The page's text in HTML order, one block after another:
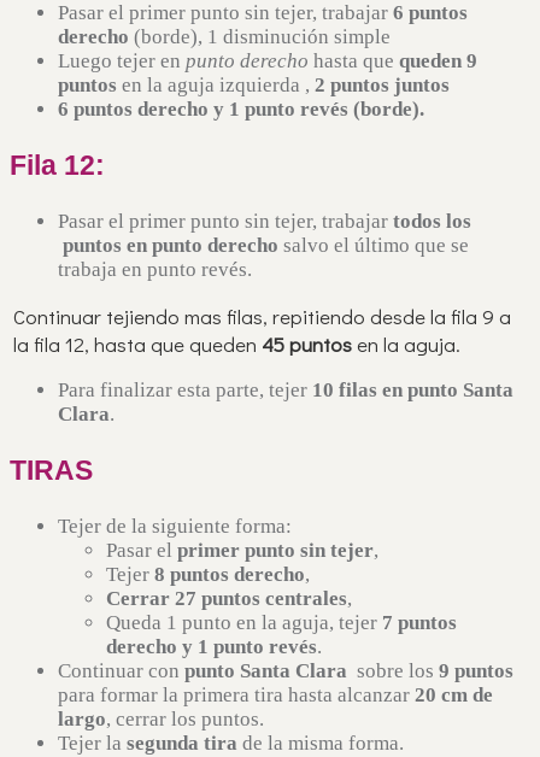
Pasar el primer punto sin tejer, trabajar 6 puntos
derecho (borde), 1 disminución simple
Luego tejer en punto derecho hasta que queden 9
puntos en la aguja izquierda , 2 puntos juntos
6 puntos derecho y 1 punto revés (borde).
Fila 12:
Pasar el primer punto sin tejer, trabajar todos los
puntos en punto derecho salvo el último que se
trabaja en punto revés.
Continuar tejiendo mas filas, repitiendo desde la fila 9 a
la fila 12, hasta que queden 45 puntos en la aguja.
Para finalizar esta parte, tejer 10 filas en punto Santa
Clara.
TIRAS
Tejer de la siguiente forma:
Pasar el primer punto sin tejer,
Tejer 8 puntos derecho,
Cerrar 27 puntos centrales,
Queda 1 punto en la aguja, tejer 7 puntos
derecho y 1 punto revés.
Continuar con punto Santa Clara sobre los 9 puntos
para formar la primera tira hasta alcanzar 20 cm de
largo, cerrar los puntos.
Tejer la segunda tira de la misma forma.